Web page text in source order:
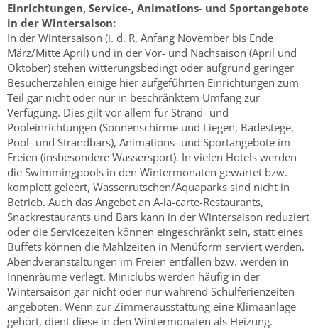
Einrichtungen, Service-, Animations- und Sportangebote
in der Wintersaison:
In der Wintersaison (i. d. R. Anfang November bis Ende
März/Mitte April) und in der Vor- und Nachsaison (April und
Oktober) stehen witterungsbedingt oder aufgrund geringer
Besucherzahlen einige hier aufgeführten Einrichtungen zum
Teil gar nicht oder nur in beschränktem Umfang zur
Verfügung. Dies gilt vor allem für Strand- und
Pooleinrichtungen (Sonnenschirme und Liegen, Badestege,
Pool- und Strandbars), Animations- und Sportangebote im
Freien (insbesondere Wassersport). In vielen Hotels werden
die Swimmingpools in den Wintermonaten gewartet bzw.
komplett geleert, Wasserrutschen/Aquaparks sind nicht in
Betrieb. Auch das Angebot an A-la-carte-Restaurants,
Snackrestaurants und Bars kann in der Wintersaison reduziert
oder die Servicezeiten können eingeschränkt sein, statt eines
Buffets können die Mahlzeiten in Menüform serviert werden.
Abendveranstaltungen im Freien entfallen bzw. werden in
Innenräume verlegt. Miniclubs werden häufig in der
Wintersaison gar nicht oder nur während Schulferienzeiten
angeboten. Wenn zur Zimmerausstattung eine Klimaanlage
gehört, dient diese in den Wintermonaten als Heizung.